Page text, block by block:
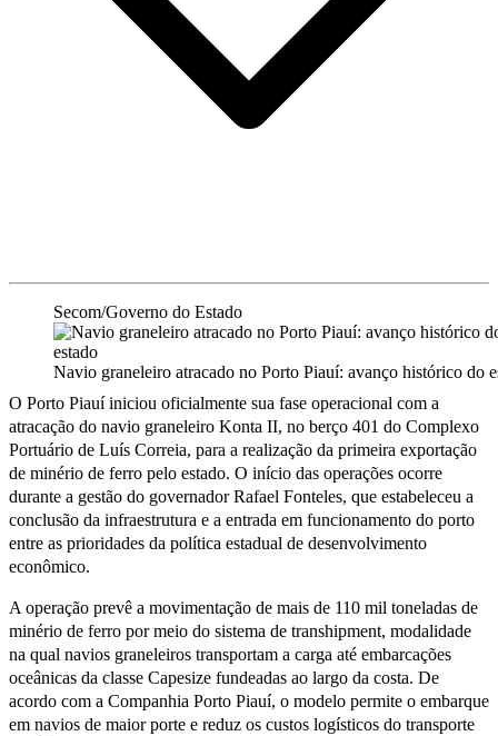
Secom/Governo do Estado
Navio graneleiro atracado no Porto Piauí: avanço histórico do
O Porto Piauí iniciou oficialmente sua fase operacional com a
atracação do navio graneleiro Konta II, no berço 401 do Complexo
Portuário de Luís Correia, para a realização da primeira exportação
de minério de ferro pelo estado. O início das operações ocorre
durante a gestão do governador Rafael Fonteles, que estabeleceu a
conclusão da infraestrutura e a entrada em funcionamento do porto
entre as prioridades da política estadual de desenvolvimento
econômico.
A operação prevê a movimentação de mais de 110 mil toneladas de
minério de ferro por meio do sistema de transhipment, modalidade
na qual navios graneleiros transportam a carga até embarcações
oceânicas da classe Capesize fundeadas ao largo da costa. De
acordo com a Companhia Porto Piauí, o modelo permite o embarque
em navios de maior porte e reduz os custos logísticos do transporte